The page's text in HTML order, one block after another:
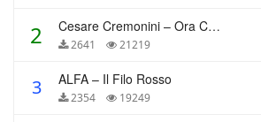
2 Cesare Cremonini – Ora Che Non Ho Più Te
2641 21219
3 ALFA – Il Filo Rosso
2354 19249